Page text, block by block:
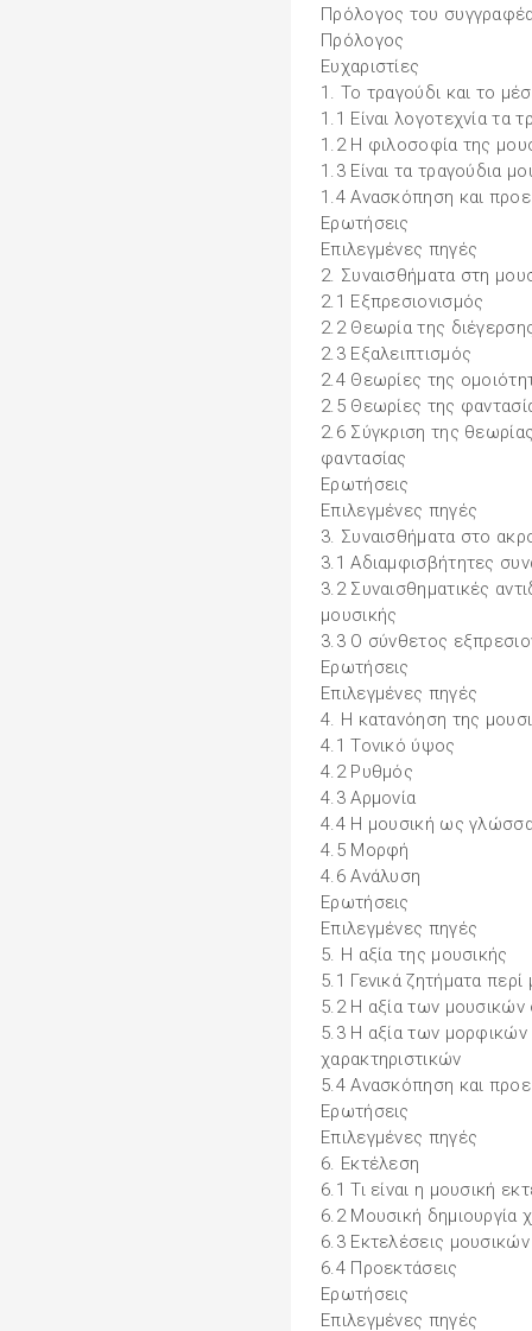
Πρόλογος του
Πρόλογος
Ευχαριστίες
1. Το τραγούδι και το
1.1 Είναι λογοτεχνία τα
1.2 Η φιλοσοφία της
1.3 Είναι τα τραγούδια
1.4 Ανασκόπηση και
Ερωτήσεις
Επιλεγμένες πηγές
2. Συναισθήματα στη
2.1 Εξπρεσιονισμός
2.2 Θεωρία της
2.3 Εξαλειπτισμός
2.4 Θεωρίες της
2.5 Θεωρίες της
2.6 Σύγκριση της
φαντασίας
Ερωτήσεις
Επιλεγμένες πηγές
3. Συναισθήματα στο
3.1 Αδιαμφισβήτητες
3.2 Συναισθηματικές
μουσικής
3.3 Ο σύνθετος
Ερωτήσεις
Επιλεγμένες πηγές
4. Η κατανόηση της
4.1 Τονικό ύψος
4.2 Ρυθμός
4.3 Αρμονία
4.4 Η μουσική ως
4.5 Μορφή
4.6 Ανάλυση
Ερωτήσεις
Επιλεγμένες πηγές
5. Η αξία της μουσικής
5.1 Γενικά ζητήματα περί
5.2 Η αξία των μουσικών
5.3 Η αξία των
χαρακτηριστικών
5.4 Ανασκόπηση και
Ερωτήσεις
Επιλεγμένες πηγές
6. Εκτέλεση
6.1 Τι είναι η μουσική
6.2 Μουσική δημιουργία
6.3 Εκτελέσεις
6.4 Προεκτάσεις
Ερωτήσεις
Επιλεγμένες πηγές